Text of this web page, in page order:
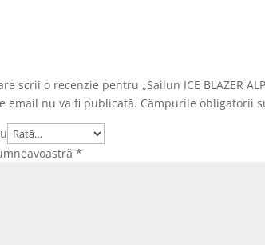
scrii o recenzie pentru „Sailun ICE BLAZER
email nu va fi publicată. Câmpurile obligatorii
*